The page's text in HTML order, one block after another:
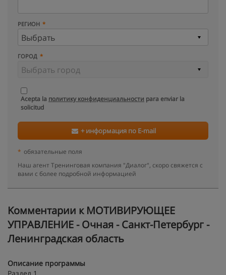
РЕГИОН
ГОРОД
Acepta la политику конфиденциальности para enviar la
solicitud
+ информация по E-mail
* обязательные поля
Наш агент Тренинговая компания "Диалог", скоро свяжется с
вами с более подробной информацией
Kомментарии к МОТИВИРУЮЩЕЕ
УПРАВЛЕНИЕ - Очная - Санкт-Петербург -
Ленинградская область
Описание программы